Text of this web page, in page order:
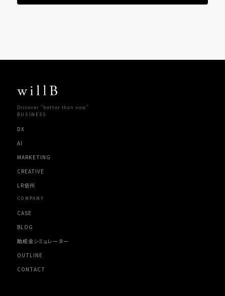
Discover "better than now"
BUSINESS
DX
AI
MARKETING
CREATIVE
LR信州
COMPANY
CASE
BLOG
助成金シミュレーター
OUTLINE
CONTACT